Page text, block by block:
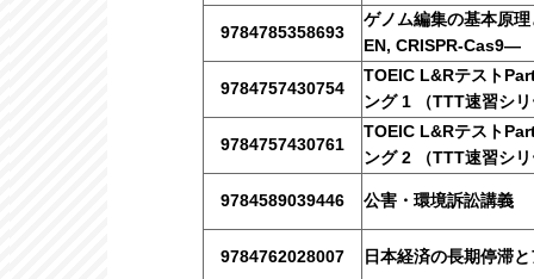
9784785358693
ゲノム編集の基本原
EN, CRISPR-Cas9―
9784757430754
TOEIC L&Rテスト
ング 1 （TTT速習シ
9784757430761
TOEIC L&Rテスト
ング 2 （TTT速習シ
9784589039446 公害・環境訴訟講義
9784762028007 日本経済の長期停滞